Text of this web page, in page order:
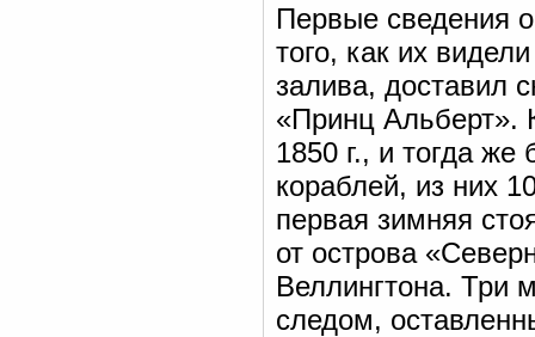
Первые сведения
того, как их
залива, доставил
«Принц Альберт».
1850 г., и тогда
кораблей, из них
первая зимняя
от острова
Веллингтона. Три
следом,